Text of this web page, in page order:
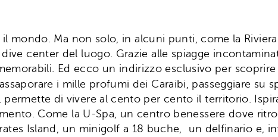
mondo. Ma non solo, in alcuni punti, come la
center del luogo. Grazie alle spiagge
Ed ecco un indirizzo esclusivo per
i mille profumi dei Caraibi, passeggiare su
di vivere al cento per cento il territorio.
Come la U-Spa, un centro benessere dove
Island, un minigolf a 18 buche, un delfinario e,